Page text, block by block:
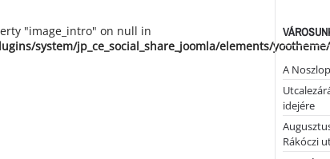
"image_intro" on null in
system/jp_ce_social_share_joomla/elements/
A
idejére
Rákóczi